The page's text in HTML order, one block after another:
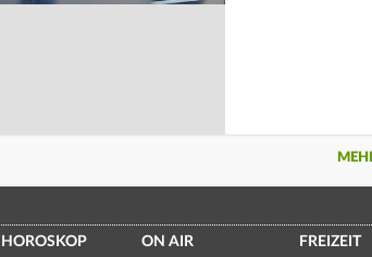
HOROSKOP ON AIR FREIZEIT